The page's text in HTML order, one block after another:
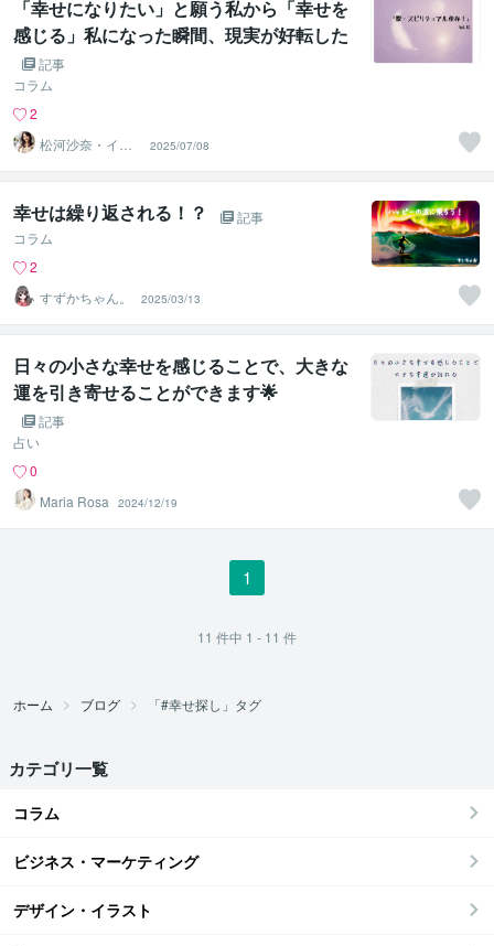
「幸せになりたい」と願う私から「幸せを
感じる」私になった瞬間、現実が好転した
話 記事
コラム
2
松河沙奈・イン
スピレーション
タロット
2025/07/08
幸せは繰り返される！？
記事
コラム
2
すずかちゃん。
2025/03/13
日々の小さな幸せを感じることで、大きな
運を引き寄せることができます🌟
記事
占い
0
Maria Rosa
2024/12/19
1
11 件中 1 - 11 件
ホーム ブログ 「#幸せ探し」タグ
カテゴリ一覧
コラム
ビジネス・マーケティング
デザイン・イラスト